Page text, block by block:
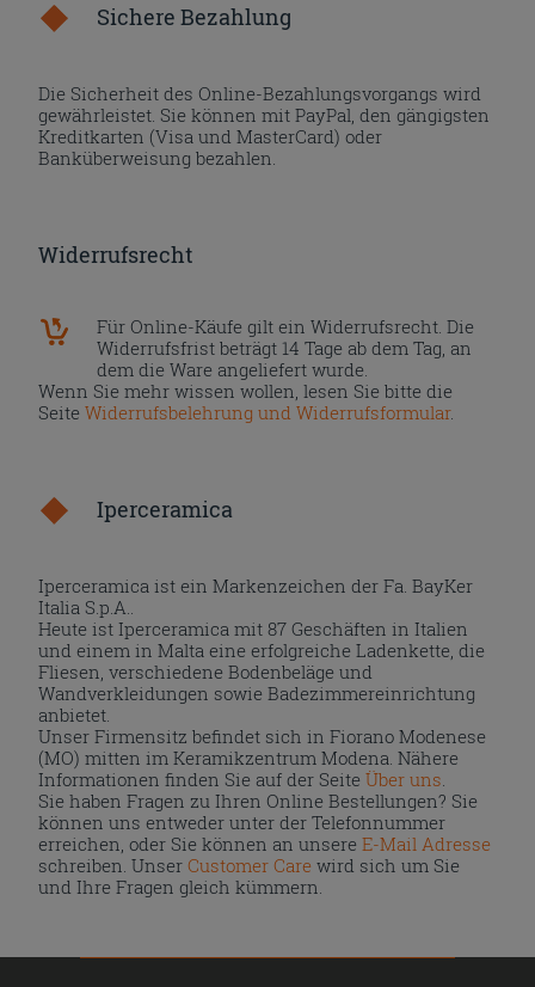
Sichere Bezahlung
Die Sicherheit des Online-Bezahlungsvorgangs wird
gewährleistet. Sie können mit PayPal, den gängigsten
Kreditkarten (Visa und MasterCard) oder
Banküberweisung bezahlen.
Widerrufsrecht
Für Online-Käufe gilt ein Widerrufsrecht. Die
Widerrufsfrist beträgt 14 Tage ab dem Tag, an
dem die Ware angeliefert wurde.
Wenn Sie mehr wissen wollen, lesen Sie bitte die
SeiteWiderrufsbelehrung und Widerrufsformular.
Iperceramica
Iperceramica ist ein Markenzeichen der Fa. BayKer
Italia S.p.A..
Heute ist Iperceramica mit 87 Geschäften in Italien
und einem in Malta eine erfolgreiche Ladenkette, die
Fliesen, verschiedene Bodenbeläge und
Wandverkleidungen sowie Badezimmereinrichtung
anbietet.
Unser Firmensitz befindet sich in Fiorano Modenese
(MO) mitten im Keramikzentrum Modena. Nähere
Informationen finden Sie auf der Seite Über uns
Sie haben Fragen zu Ihren Online Bestellungen? Sie
können uns entweder unter der Telefonnummer
erreichen, oder Sie können an unsereE-Mail Adresse
schreiben. UnserCustomer Care wird sich um Sie
und Ihre Fragen gleich kümmern.